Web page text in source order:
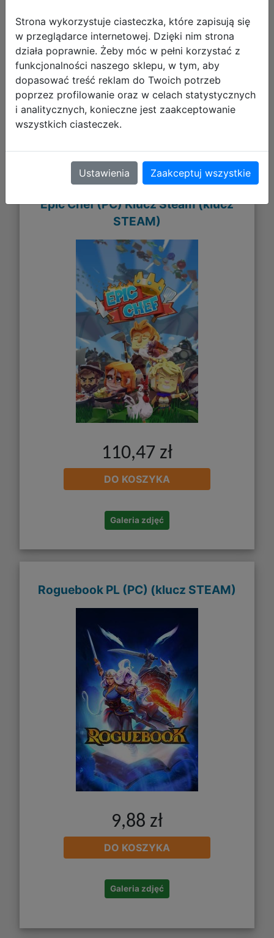
246,30 zł
DO KOSZYKA
Galeria zdjęć
Epic Chef (PC) Klucz Steam (klucz
STEAM)
110,47 zł
DO KOSZYKA
Galeria zdjęć
Roguebook PL (PC) (klucz STEAM)
9,88 zł
DO KOSZYKA
Galeria zdjęć
Strona wykorzystuje ciasteczka, które zapisują się
w przeglądarce internetowej. Dzięki nim strona
działa poprawnie. Żeby móc w pełni korzystać z
funkcjonalności naszego sklepu, w tym, aby
dopasować treść reklam do Twoich potrzeb
poprzez profilowanie oraz w celach statystycznych
i analitycznych, konieczne jest zaakceptowanie
wszystkich ciasteczek.
Ustawienia Zaakceptuj wszystkie